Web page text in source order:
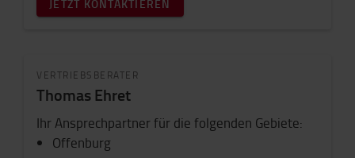
JETZT KONTAKTIEREN
VERTRIEBSBERATER
Thomas Ehret
Ihr Ansprechpartner für die folgenden Gebiete:
Offenburg